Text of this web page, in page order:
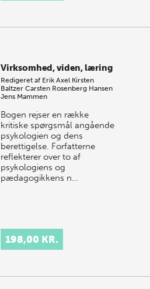
Virksomhed, viden, læring
Redigeret af Erik Axel Kirsten
Baltzer Carsten Rosenberg Hansen
Jens Mammen
Bogen rejser en række
kritiske spørgsmål angående
psykologien og dens
berettigelse. Forfatterne
reflekterer over to af
psykologiens og
pædagogikkens n…
198,00 KR.